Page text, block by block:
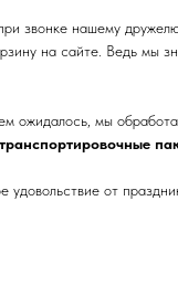
звонке нашему
на сайте. Ведь мы
ожидалось, мы
удовольствие от